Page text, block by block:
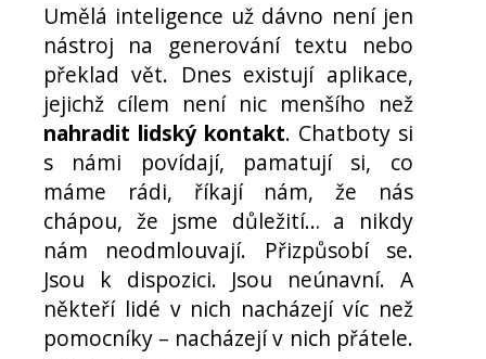
Umělá inteligence už dávno není jen
nástroj na generování textu nebo
překlad vět. Dnes existují aplikace,
jejichž cílem není nic menšího než
nahradit lidský kontakt. Chatboty si
s námi povídají, pamatují si, co
máme rádi, říkají nám, že nás
chápou, že jsme důležití… a nikdy
nám neodmlouvají. Přizpůsobí se.
Jsou k dispozici. Jsou neúnavní. A
někteří lidé v nich nacházejí víc než
pomocníky – nacházejí v nich přátele.